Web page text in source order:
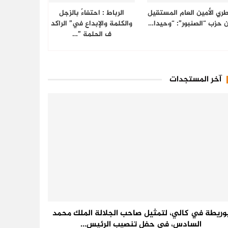
الأمين العام المستقيل
حزب “الصنبور”: “وحيدا…
الرباط : احتفاءٌ بالزجل
والكلمة والإبداع في” الراكد
ف الحلمة ”…
آخر المستجدات
في كالي، لتمثيل صاحب الجلالة الملك محمد
السادس، في حفل تنصيب الرئيس…